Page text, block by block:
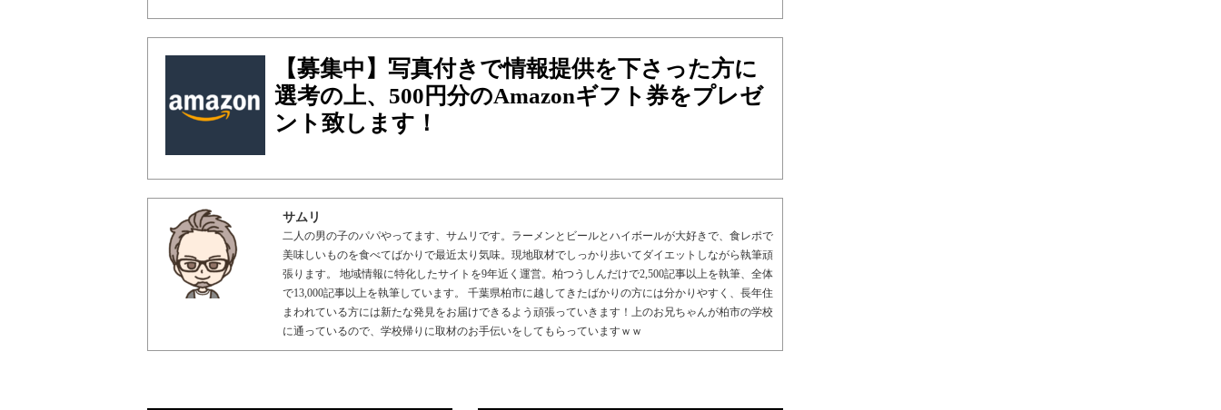
【募集中】写真付きで情報提供を下さった方に
選考の上、500円分のAmazonギフト券をプレゼ
ント致します！
サムリ
二人の男の子のパパやってます、サムリです。ラーメンとビールとハイボールが大好きで、食レポで
美味しいものを食べてばかりで最近太り気味。現地取材でしっかり歩いてダイエットしながら執筆頑
張ります。 地域情報に特化したサイトを9年近く運営。柏つうしんだけで2,500記事以上を執筆、全体
で13,000記事以上を執筆しています。 千葉県柏市に越してきたばかりの方には分かりやすく、長年住
まわれている方には新たな発見をお届けできるよう頑張っていきます！上のお兄ちゃんが柏市の学校
に通っているので、学校帰りに取材のお手伝いをしてもらっていますｗｗ